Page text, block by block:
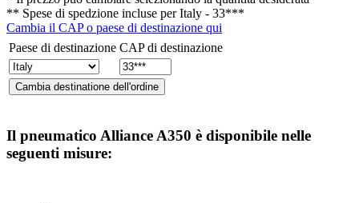
** Spese di spedzione incluse perItaly - 33***
Cambia il CAP o paese di destinazione qui
Paese di destinazione CAP di destinazione
Il pneumatico Alliance A350 è disponibile nelle
seguenti misure: